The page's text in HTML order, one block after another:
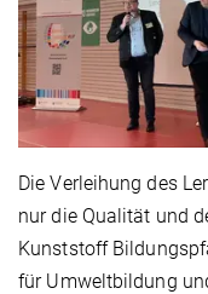
Die Verleihung des
nur die Qualität und
Kunststoff
für Umweltbildung